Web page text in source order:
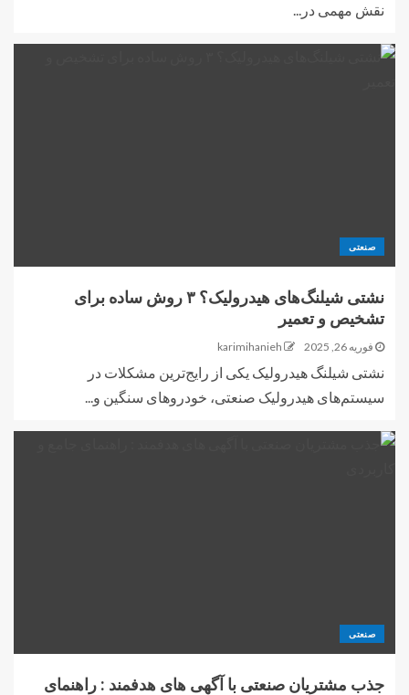
نقش مهمی در...
صنعتی
نشتی شیلنگ‌های هیدرولیک؟ ۳ روش ساده برای
تشخیص و تعمیر
فوریه 26, 2025 karimihanieh
نشتی شیلنگ هیدرولیک یکی از رایج‌ترین مشکلات در
سیستم‌های هیدرولیک صنعتی، خودروهای سنگین و...
صنعتی
جذب مشتریان صنعتی با آگهی های هدفمند : راهنمای